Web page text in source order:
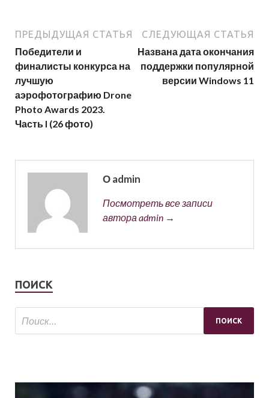
ПРЕДЫДУЩАЯ СТАТЬЯ
Победители и
финалисты конкурса на
лучшую
аэрофотографию Drone
Photo Awards 2023.
Часть I (26 фото)
СЛЕДУЮЩАЯ СТАТЬЯ
Названа дата окончания
поддержки популярной
версии Windows 11
О admin
Посмотреть все записи
автора admin →
ПОИСК